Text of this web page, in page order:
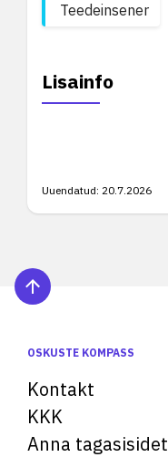
Teedeinsener
Lisainfo
Uuendatud: 20.7.2026
OSKUSTE KOMPASS
Kontakt
KKK
Anna tagasisidet